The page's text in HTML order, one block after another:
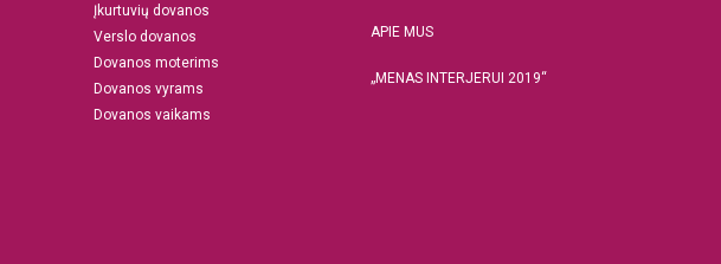
Įkurtuvių dovanos
Verslo dovanos
Dovanos moterims
Dovanos vyrams
Dovanos vaikams
APIE MUS
„MENAS INTERJERUI 2019“